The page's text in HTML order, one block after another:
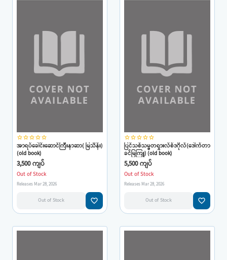
star_borderstar_borderstar_borderstar_borderstar_border
အာရပ်ခေါင်းဆောင်ကြီးနာဆာ( မြသိန်း)
(old book)
3,500 ကျပ်
Out of Stock
Releases Mar 28, 2026
Out of Stock favorite_border
star_borderstar_borderstar_borderstar_borderstar_border
ပြင်သစ်သမ္မတရှားလ်စ်ဒဂိုလ်(ဒေါက်တာ
ခင်မြကြူ) (old book)
5,500 ကျပ်
Out of Stock
Releases Mar 28, 2026
Out of Stock favorite_border